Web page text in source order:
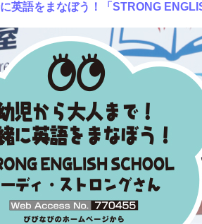
英語をまなぼう！「STRONG